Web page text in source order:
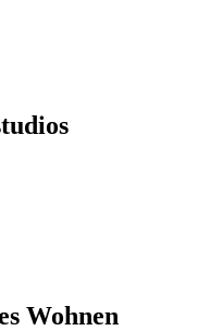
Wohnen